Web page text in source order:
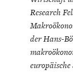
Research
der Hans-